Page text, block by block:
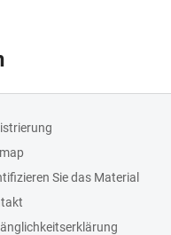
Sie das Material